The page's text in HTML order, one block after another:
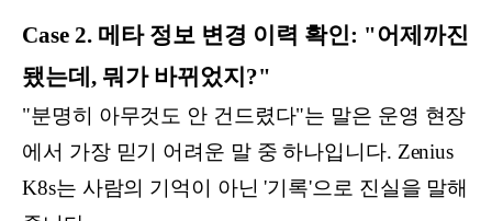
Case 2. 메타 정보 변경 이력 확인: "어제까진
됐는데, 뭐가 바뀌었지?"
"분명히 아무것도 안 건드렸다"는 말은 운영 현장
에서 가장 믿기 어려운 말 중 하나입니다. Zenius
K8s는 사람의 기억이 아닌 '기록'으로 진실을 말해